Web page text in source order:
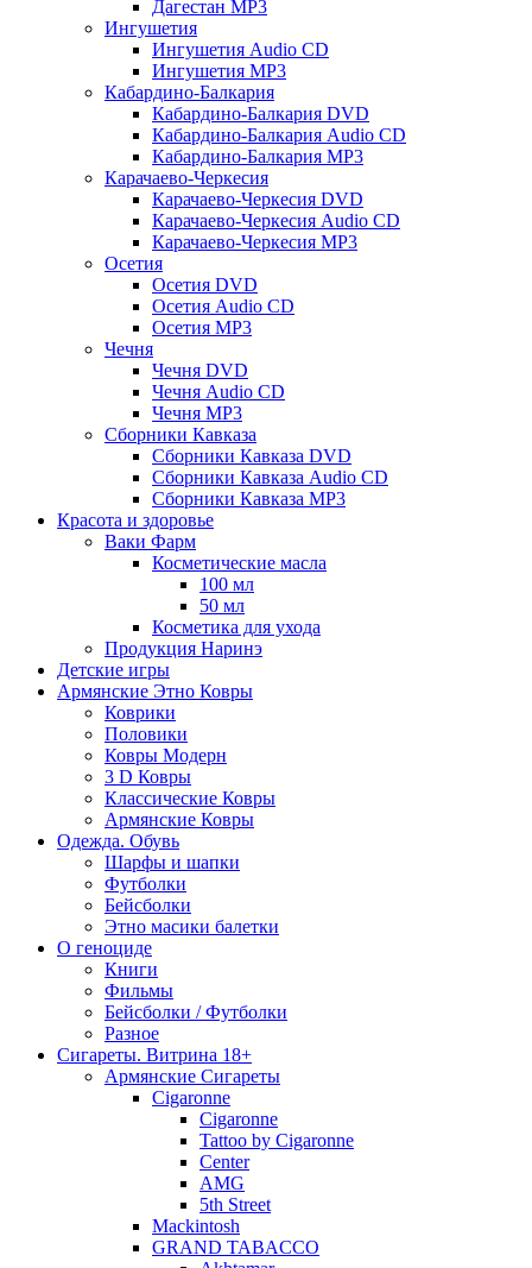
Дагестан MP3
Ингушетия
Ингушетия Audio CD
Ингушетия MP3
Кабардино-Балкария
Кабардино-Балкария DVD
Кабардино-Балкария Audio CD
Кабардино-Балкария MP3
Карачаево-Черкесия
Карачаево-Черкесия DVD
Карачаево-Черкесия Audio CD
Карачаево-Черкесия MP3
Осетия
Осетия DVD
Осетия Audio CD
Осетия MP3
Чечня
Чечня DVD
Чечня Audio CD
Чечня MP3
Сборники Кавказа
Сборники Кавказа DVD
Сборники Кавказа Audio CD
Сборники Кавказа MP3
Красота и здоровье
Ваки Фарм
Косметические масла
100 мл
50 мл
Косметика для ухода
Продукция Наринэ
Детские игры
Армянские Этно Ковры
Коврики
Половики
Ковры Модерн
3 D Ковры
Классические Ковры
Армянские Ковры
Одежда. Обувь
Шарфы и шапки
Футболки
Бейсболки
Этно масики балетки
О геноциде
Книги
Фильмы
Бейсболки / Футболки
Разное
Сигареты. Витрина 18+
Армянские Сигареты
Cigaronne
Cigaronne
Tattoo by Cigaronne
Center
AMG
5th Street
Mackintosh
GRAND TABACCO